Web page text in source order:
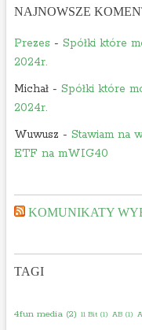
b
n
g
i
d
NAJNOWSZE
Prezes - Spółki które
2024r.
Michał- Spółki które
2024r.
Wuwusz - Stawiam na
ETF na mWIG40
KOMUNIKATY
TAGI
4fun media(2) 11 Bit(1) AB(1)